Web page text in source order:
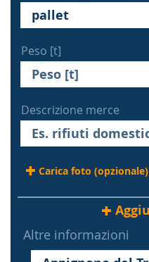
Peso [t]
Descrizione merce
Carica foto (opzionale)
Altre informazioni